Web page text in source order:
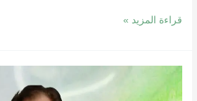
قراءة المزيد »